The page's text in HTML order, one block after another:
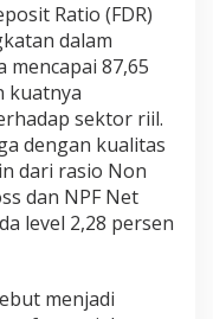
Ratio (FDR)
dalam
87,65
kuatnya
sektor riil.
dengan kualitas
dari rasio Non
dan NPF Net
level 2,28 persen
menjadi